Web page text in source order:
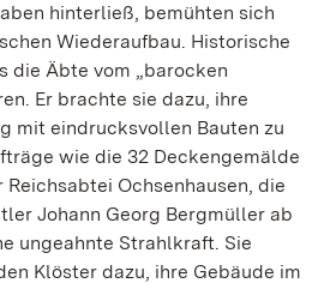
hinterließ, bemühten sich
Wiederaufbau. Historische
die Äbte vom „barocken
Er brachte sie dazu, ihre
mit eindrucksvollen Bauten zu
wie die 32 Deckengemälde
Ochsenhausen, die
Johann Georg Bergmüller ab
ungeahnte Strahlkraft. Sie
Klöster dazu, ihre Gebäude im